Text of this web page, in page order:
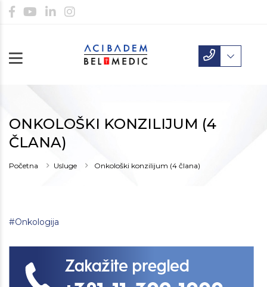
ONKOLOŠKI KONZILIJUM (4
ČLANA)
Početna Usluge Onkološki konzilijum (4 člana)
#Onkologija